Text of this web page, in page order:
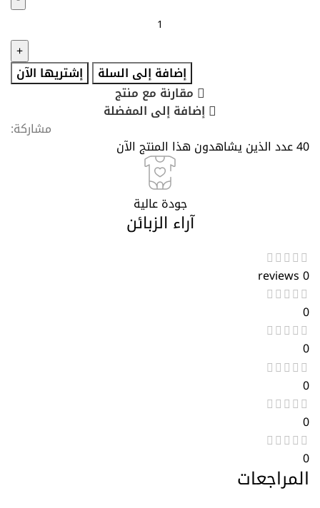
إضافة إلى السلة
إشتريها الآن
مقارنة مع منتج
إضافة إلى المفضلة
مشاركة:
40عدد الذين يشاهدون هذا المنتج الآن
جودة عالية
آراء الزبائن
0 reviews
0
0
0
0
0
المراجعات